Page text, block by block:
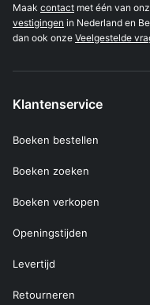
Maak contact met één van
vestigingen in Nederland en
dan ook onze Veelgestelde
Klantenservice
Boeken bestellen
Boeken zoeken
Boeken verkopen
Openingstijden
Levertijd
Retourneren